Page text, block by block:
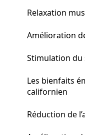
Relaxation
Amélioration
Stimulation
Les bienfaits
californien
Réduction de